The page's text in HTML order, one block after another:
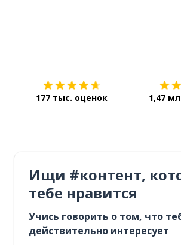
177 тыс. оценок 1,47
Ищи #контент,
тебе нравится
Учись говорить о том, что
действительно интересует